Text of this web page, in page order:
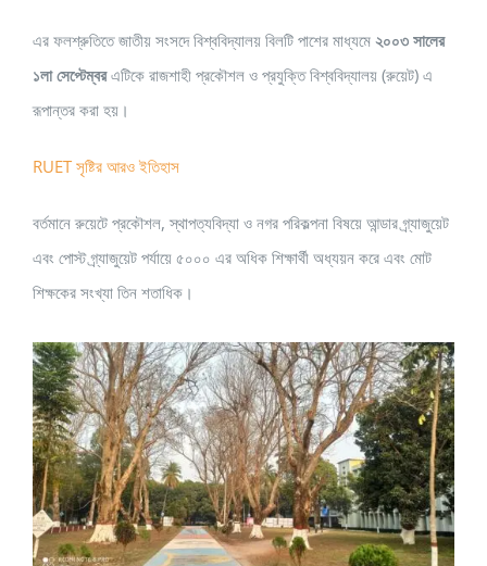
এর ফলশ্রুতিতে জাতীয় সংসদে বিশ্ববিদ্যালয় বিলটি পাশের মাধ্যমে ২০০৩ সালের
১লা সেপ্টেম্বরএটিকে রাজশাহী প্রকৌশল ও প্রযুক্তি বিশ্ববিদ্যালয় (রুয়েট) এ
রূপান্তর করা হয়।
RUET সৃষ্টির আরও ইতিহাস
বর্তমানে রুয়েটে প্রকৌশল, স্থাপত্যবিদ্যা ও নগর পরিকল্পনা বিষয়ে আন্ডার গ্র্যাজুয়েট
এবং পোস্ট গ্র্যাজুয়েট পর্যায়ে ৫০০০ এর অধিক শিক্ষার্থী অধ্যয়ন করে এবং মোট
শিক্ষকের সংখ্যা তিন শতাধিক।